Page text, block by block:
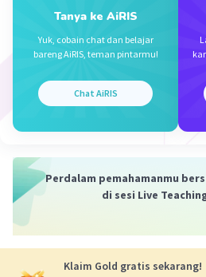
Tanya ke AiRIS
Yuk, cobain chat dan belajar
bareng AiRIS, teman pintarmu!
Chat AiRIS
Perdalam pemahamanmu
di sesi Live
Klaim Gold gratis sekarang!